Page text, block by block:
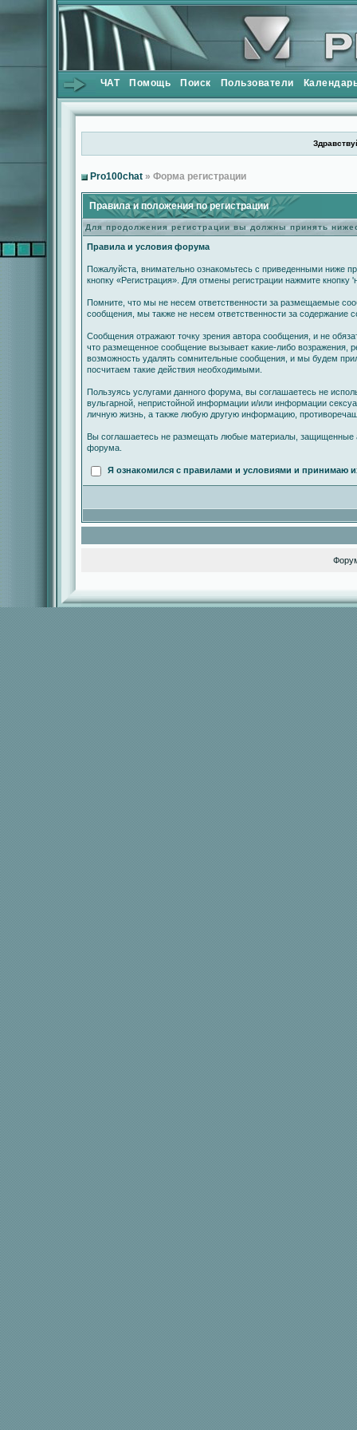
ЧАТ Помощь Поиск Пользователи
Pro100chat » Форма регистрации
Правила и положения по регистрации
Для продолжения регистрации вы должны принять
Правила и условия форума
Пожалуйста, внимательно ознакомьтесь с приведенными ниже
кнопку «Регистрация». Для отмены регистрации нажмите кнопку
Помните, что мы не несем ответственности за размещаемые
сообщения, мы также не несем ответственности за содержание
Сообщения отражают точку зрения автора сообщения, и не
что размещенное сообщение вызывает какие-либо возражения,
возможность удалять сомнительные сообщения, и мы будем
посчитаем такие действия необходимыми.
Пользуясь услугами данного форума, вы соглашаетесь не
вульгарной, непристойной информации и/или информации
личную жизнь, а также любую другую информацию,
Вы соглашаетесь не размещать любые материалы, защищенные
форума.
Я ознакомился с правилами и условиями и принимаю